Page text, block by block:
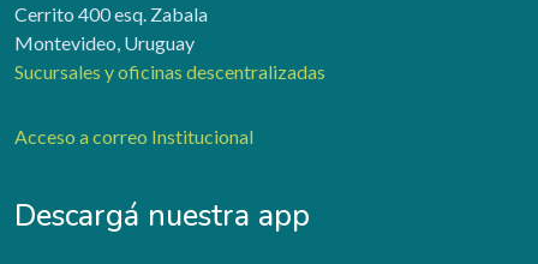
Cerrito 400 esq. Zabala
Montevideo, Uruguay
Sucursales y oficinas descentralizadas
Acceso a correo Institucional
Descargá nuestra app